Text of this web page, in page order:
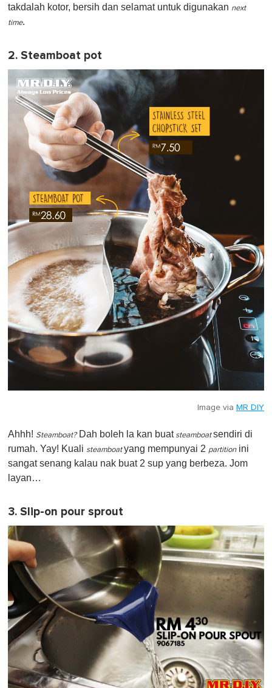
takdalah kotor, bersih dan selamat untuk digunakan next
time.
2. Steamboat pot
Image via MR DIY
Ahhh! Steamboat?Dah boleh la kan buatsteamboatsendiri di
rumah. Yay! Kuali steamboatyang mempunyai 2 partitionini
sangat senang kalau nak buat 2 sup yang berbeza. Jom
layan…
3. Slip-on pour sprout